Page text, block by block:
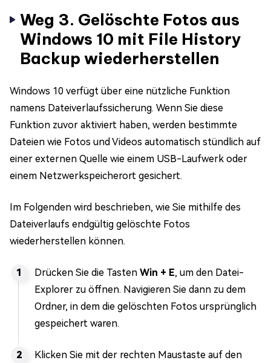
Weg 3. Gelöschte Fotos aus
Windows 10 mit File History
Backup wiederherstellen
Windows 10 verfügt über eine nützliche Funktion
namens Dateiverlaufssicherung. Wenn Sie diese
Funktion zuvor aktiviert haben, werden bestimmte
Dateien wie Fotos und Videos automatisch stündlich auf
einer externen Quelle wie einem USB-Laufwerk oder
einem Netzwerkspeicherort gesichert.
Im Folgenden wird beschrieben, wie Sie mithilfe des
Dateiverlaufs endgültig gelöschte Fotos
wiederherstellen können.
Drücken Sie die Tasten Win + E, um den Datei-
Explorer zu öffnen. Navigieren Sie dann zu dem
Ordner, in dem die gelöschten Fotos ursprünglich
gespeichert waren.
Klicken Sie mit der rechten Maustaste auf den